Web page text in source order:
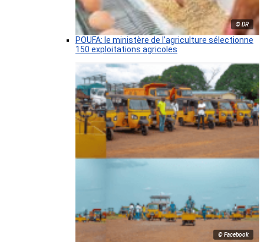
© DR
POUFA: le ministère de l’agriculture sélectionne
150 exploitations agricoles
© Facebook